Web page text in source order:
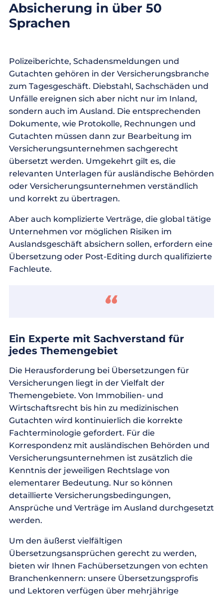
Absicherung in über 50
Sprachen
Polizeiberichte, Schadensmeldungen und
Gutachten gehören in der Versicherungsbranche
zum Tagesgeschäft. Diebstahl, Sachschäden und
Unfälle ereignen sich aber nicht nur im Inland,
sondern auch im Ausland. Die entsprechenden
Dokumente, wie Protokolle, Rechnungen und
Gutachten müssen dann zur Bearbeitung im
Versicherungsunternehmen sachgerecht
übersetzt werden. Umgekehrt gilt es, die
relevanten Unterlagen für ausländische Behörden
oder Versicherungsunternehmen verständlich
und korrekt zu übertragen.
Aber auch komplizierte Verträge, die global tätige
Unternehmen vor möglichen Risiken im
Auslandsgeschäft absichern sollen, erfordern eine
Übersetzung oder Post-Editing durch qualifizierte
Fachleute.
Ein Experte mit Sachverstand für
jedes Themengebiet
Die Herausforderung bei Übersetzungen für
Versicherungen liegt in der Vielfalt der
Themengebiete. Von Immobilien- und
Wirtschaftsrecht bis hin zu medizinischen
Gutachten wird kontinuierlich die korrekte
Fachterminologie gefordert. Für die
Korrespondenz mit ausländischen Behörden und
Versicherungsunternehmen ist zusätzlich die
Kenntnis der jeweiligen Rechtslage von
elementarer Bedeutung. Nur so können
detaillierte Versicherungsbedingungen,
Ansprüche und Verträge im Ausland durchgesetzt
werden.
Um den äußerst vielfältigen
Übersetzungsansprüchen gerecht zu werden,
bieten wir Ihnen Fachübersetzungen von echten
Branchenkennern: unsere Übersetzungsprofis
und Lektoren verfügen über mehrjährige